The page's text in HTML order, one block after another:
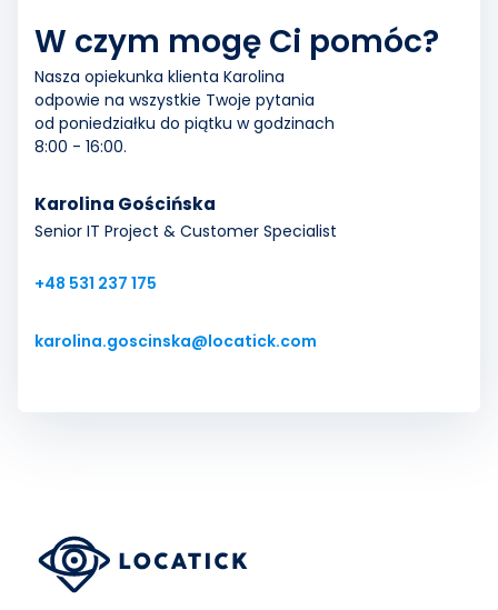
W czym mogę Ci pomóc?
Nasza opiekunka klienta Karolina
odpowie na wszystkie Twoje pytania
od poniedziałku do piątku w godzinach
8:00 - 16:00.
Karolina Gościńska
Senior IT Project & Customer Specialist
+48 531 237 175
karolina.goscinska@locatick.com